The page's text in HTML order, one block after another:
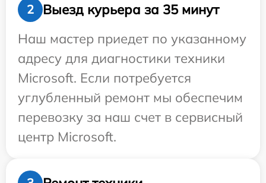
2
Выезд курьера за 35 минут
Наш мастер приедет по указанному
адресу для диагностики техники
Microsoft. Если потребуется
углубленный ремонт мы обеспечим
перевозку за наш счет в сервисный
центр Microsoft.